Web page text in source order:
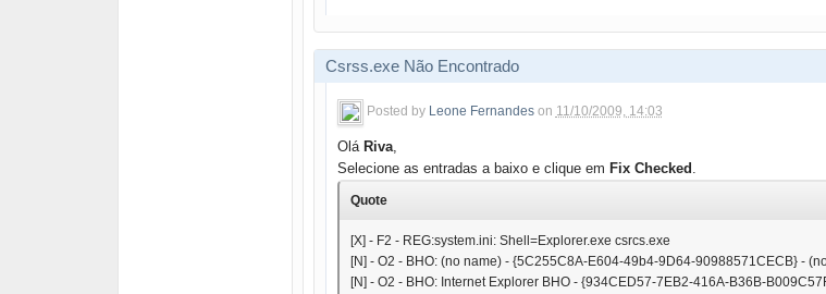
Csrss.exe Não Encontrado
Posted by Leone Fernandeson 11/10/2009, 14:03
Olá Riva,
Selecione as entradas a baixo e clique em Fix Checked .
Quote
[X] - F2 - REG:system.ini: Shell=Explorer.exe csrcs.exe
[N] - O2 - BHO: (no name) - {5C255C8A-E604-49b4-9D64-90988571CECB} -
[N] - O2 - BHO: Internet Explorer BHO - {934CED57-7EB2-416A-B36B-